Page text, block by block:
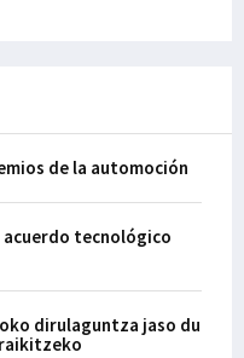
de la automoción
acuerdo tecnológico
dirulaguntza jaso du